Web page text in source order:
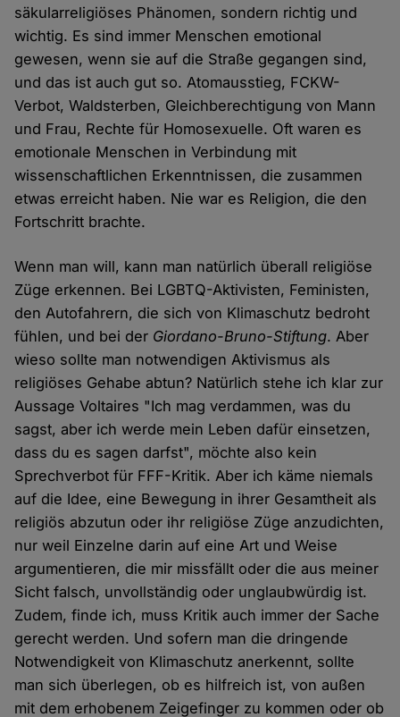
säkularreligiöses Phänomen, sondern richtig und
wichtig. Es sind immer Menschen emotional
gewesen, wenn sie auf die Straße gegangen sind,
und das ist auch gut so. Atomausstieg, FCKW-
Verbot, Waldsterben, Gleichberechtigung von Mann
und Frau, Rechte für Homosexuelle. Oft waren es
emotionale Menschen in Verbindung mit
wissenschaftlichen Erkenntnissen, die zusammen
etwas erreicht haben. Nie war es Religion, die den
Fortschritt brachte.
Wenn man will, kann man natürlich überall religiöse
Züge erkennen. Bei LGBTQ-Aktivisten, Feministen,
den Autofahrern, die sich von Klimaschutz bedroht
fühlen, und bei der Giordano-Bruno-Stiftung. Aber
wieso sollte man notwendigen Aktivismus als
religiöses Gehabe abtun? Natürlich stehe ich klar zur
Aussage Voltaires "Ich mag verdammen, was du
sagst, aber ich werde mein Leben dafür einsetzen,
dass du es sagen darfst", möchte also kein
Sprechverbot für FFF-Kritik. Aber ich käme niemals
auf die Idee, eine Bewegung in ihrer Gesamtheit als
religiös abzutun oder ihr religiöse Züge anzudichten,
nur weil Einzelne darin auf eine Art und Weise
argumentieren, die mir missfällt oder die aus meiner
Sicht falsch, unvollständig oder unglaubwürdig ist.
Zudem, finde ich, muss Kritik auch immer der Sache
gerecht werden. Und sofern man die dringende
Notwendigkeit von Klimaschutz anerkennt, sollte
man sich überlegen, ob es hilfreich ist, von außen
mit dem erhobenem Zeigefinger zu kommen oder ob